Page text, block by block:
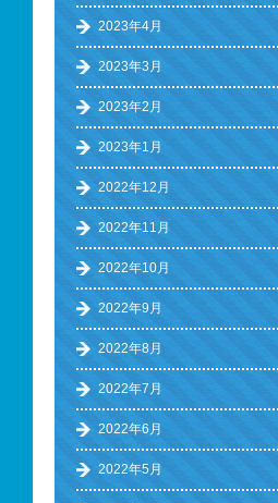
2023年4月
2023年3月
2023年2月
2023年1月
2022年12月
2022年11月
2022年10月
2022年9月
2022年8月
2022年7月
2022年6月
2022年5月